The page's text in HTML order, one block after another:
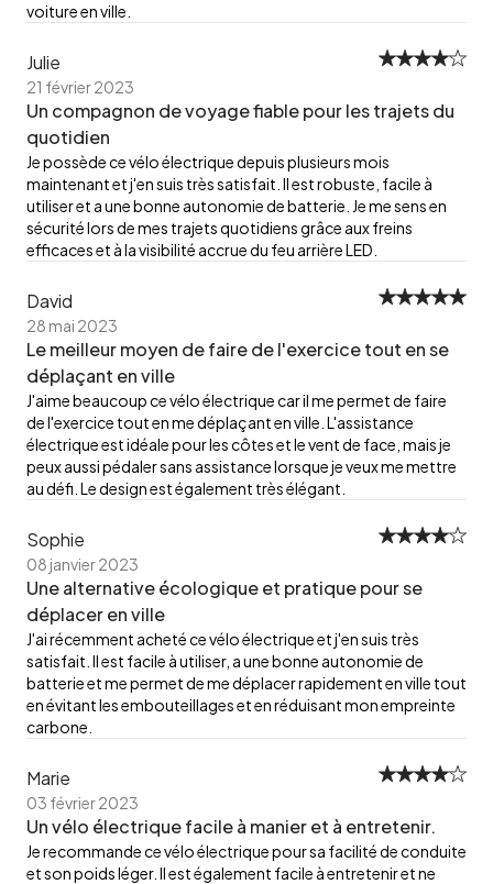
voiture en ville.
Julie
21 février 2023
Un compagnon de voyage fiable pour les trajets du
quotidien
Je possède ce vélo électrique depuis plusieurs mois
maintenant et j'en suis très satisfait. Il est robuste, facile à
utiliser et a une bonne autonomie de batterie. Je me sens en
sécurité lors de mes trajets quotidiens grâce aux freins
efficaces et à la visibilité accrue du feu arrière LED.
David
28 mai 2023
Le meilleur moyen de faire de l'exercice tout en se
déplaçant en ville
J'aime beaucoup ce vélo électrique car il me permet de faire
de l'exercice tout en me déplaçant en ville. L'assistance
électrique est idéale pour les côtes et le vent de face, mais je
peux aussi pédaler sans assistance lorsque je veux me mettre
au défi. Le design est également très élégant.
Sophie
08 janvier 2023
Une alternative écologique et pratique pour se
déplacer en ville
J'ai récemment acheté ce vélo électrique et j'en suis très
satisfait. Il est facile à utiliser, a une bonne autonomie de
batterie et me permet de me déplacer rapidement en ville tout
en évitant les embouteillages et en réduisant mon empreinte
carbone.
Marie
03 février 2023
Un vélo électrique facile à manier et à entretenir.
Je recommande ce vélo électrique pour sa facilité de conduite
et son poids léger. Il est également facile à entretenir et ne